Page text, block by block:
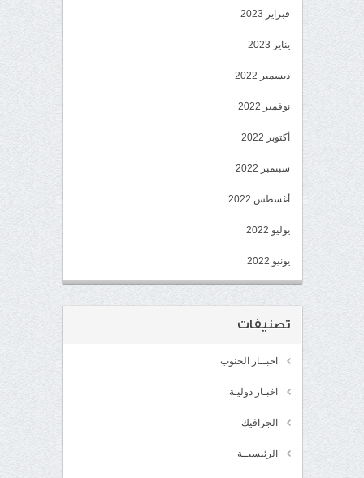
فبراير 2023
يناير 2023
ديسمبر 2022
نوفمبر 2022
أكتوبر 2022
سبتمبر 2022
أغسطس 2022
يوليو 2022
يونيو 2022
تصنيفات
اخبــار الجنوب
اخبـار دوليـة
الجرافيك
الرئيسيــة